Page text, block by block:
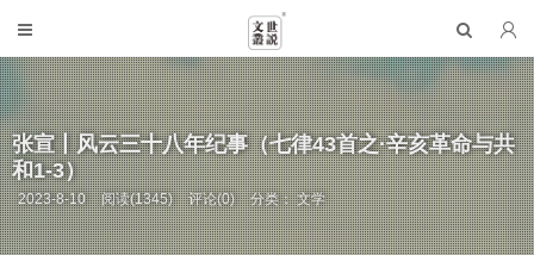
张宣丨风云三十八年纪事（七律43首之·辛亥革命与共
和1-3）
2023-8-10 阅读(1345) 评论(0) 分类：文学